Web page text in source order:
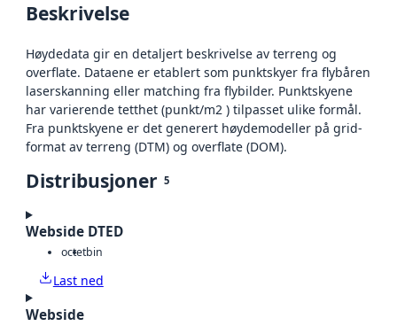
Beskrivelse
Høydedata gir en detaljert beskrivelse av terreng og
overflate. Dataene er etablert som punktskyer fra flybåren
laserskanning eller matching fra flybilder. Punktskyene
har varierende tetthet (punkt/m2 ) tilpasset ulike formål.
Fra punktskyene er det generert høydemodeller på grid-
format av terreng (DTM) og overflate (DOM).
Distribusjoner 5
Webside DTED
octetbin
Last ned
Webside